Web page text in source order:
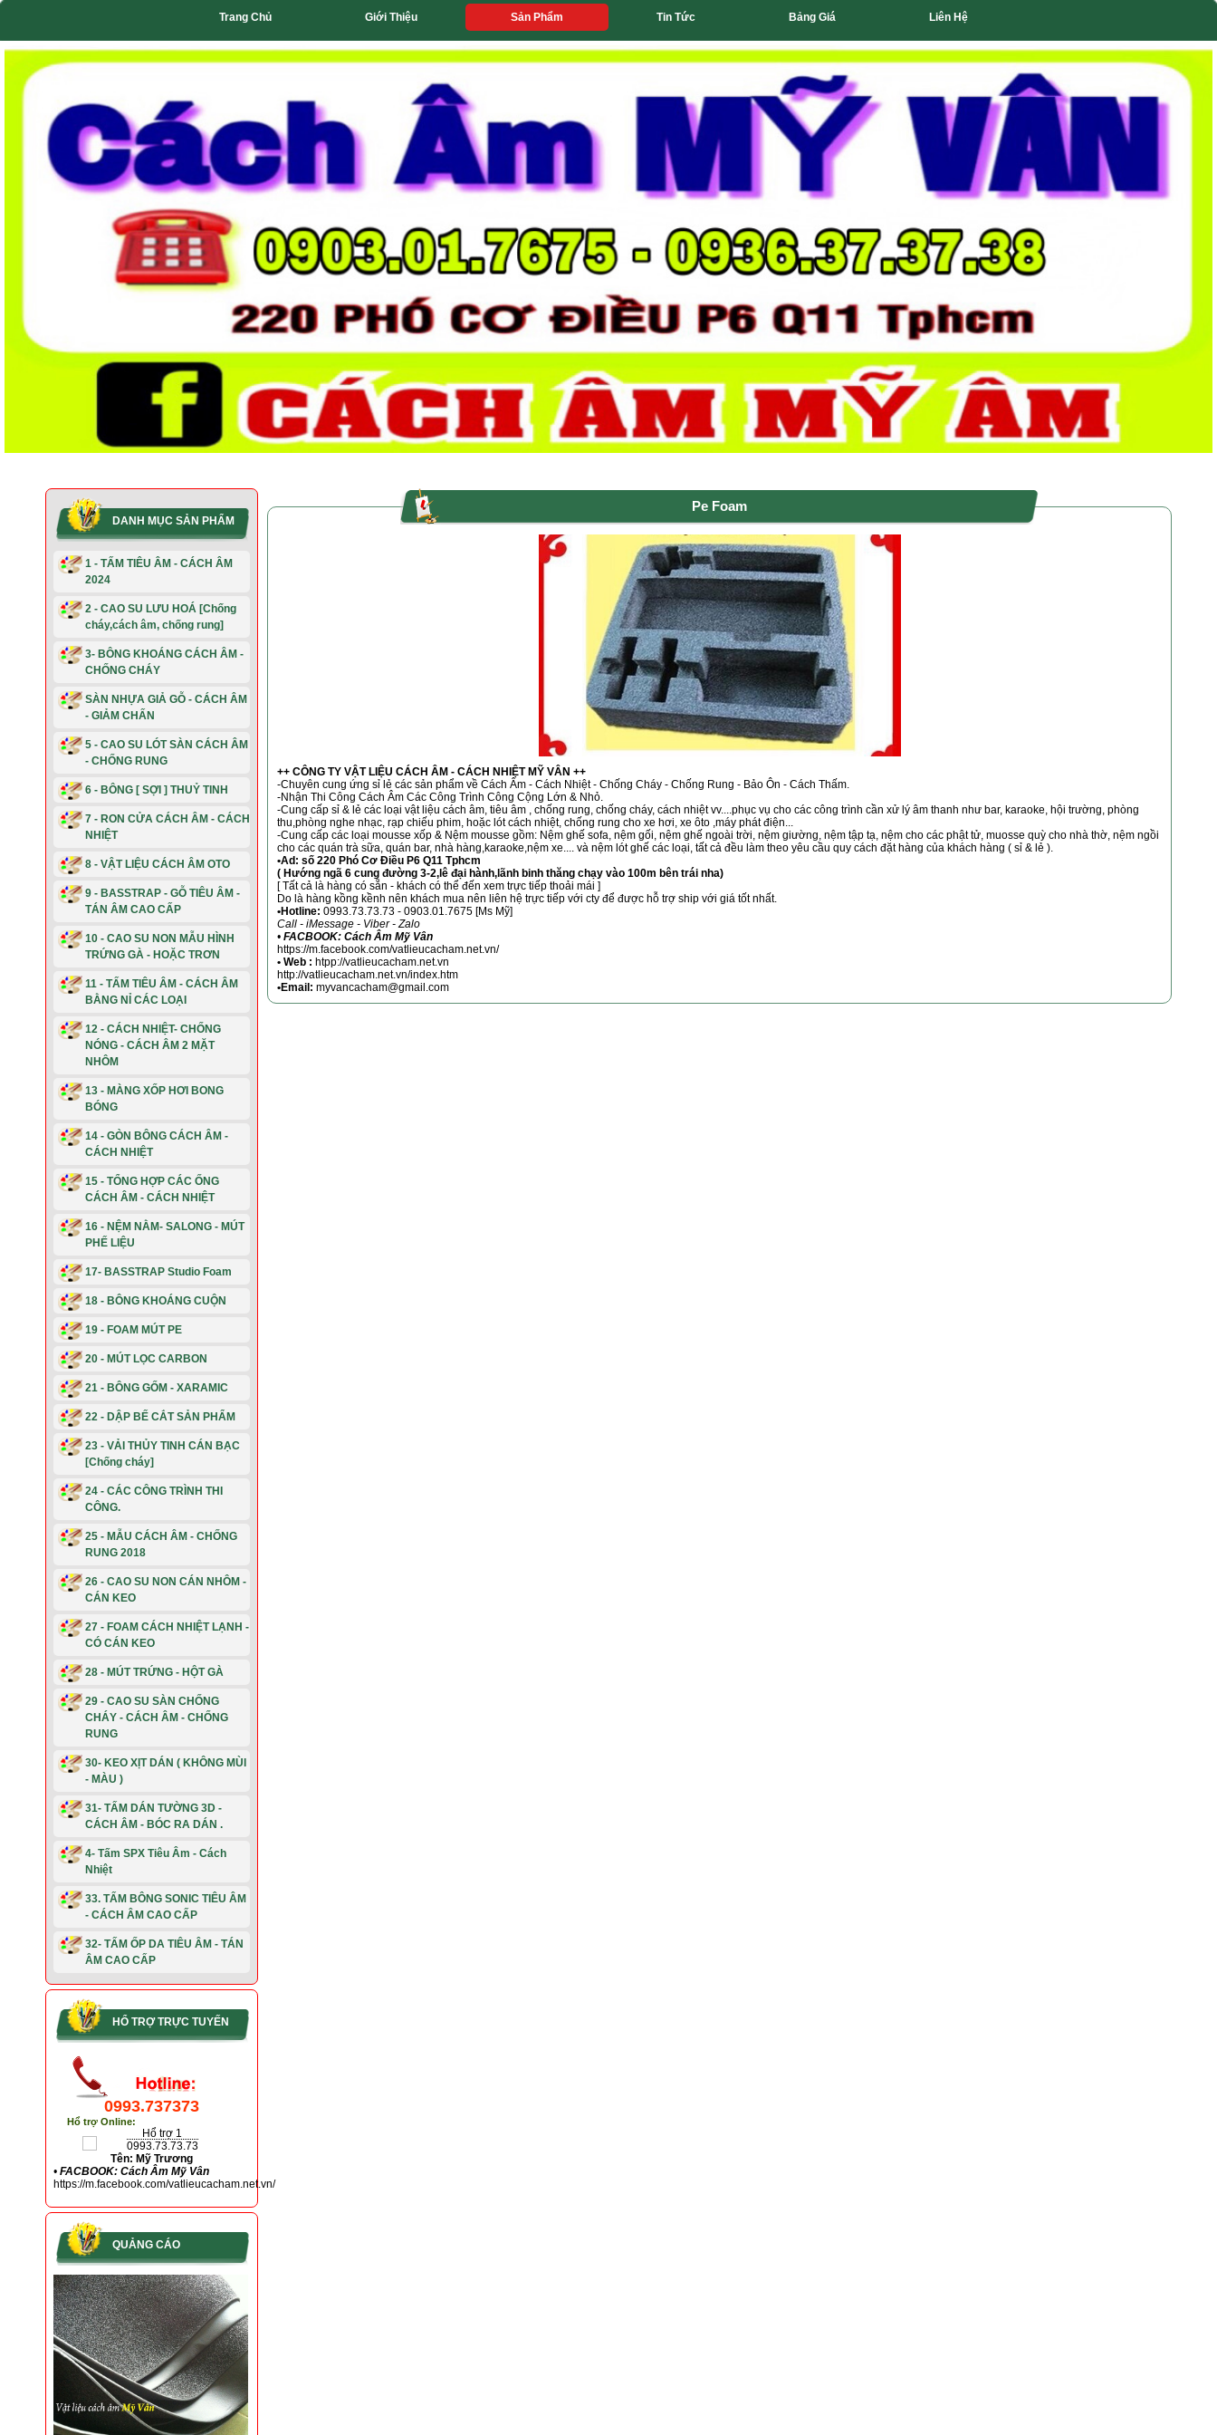
Trang Chủ Giới Thiệu Sản Phẩm Tin Tức Bảng Giá Liên Hệ
DANH MỤC SẢN PHẨM
1 - TẤM TIÊU ÂM - CÁCH ÂM
2024
2 - CAO SU LƯU HOÁ [Chống
cháy,cách âm, chống rung]
3- BÔNG KHOÁNG CÁCH ÂM -
CHỐNG CHÁY
SÀN NHỰA GIẢ GỖ - CÁCH ÂM
- GIẢM CHẤN
5 - CAO SU LÓT SÀN CÁCH ÂM
- CHỐNG RUNG
6 - BÔNG [ SỢI ] THUỶ TINH
7 - RON CỬA CÁCH ÂM - CÁCH
NHIỆT
8 - VẬT LIỆU CÁCH ÂM OTO
9 - BASSTRAP - GỖ TIÊU ÂM -
TÁN ÂM CAO CẤP
10 - CAO SU NON MẪU HÌNH
TRỨNG GÀ - HOẶC TRƠN
11 - TẤM TIÊU ÂM - CÁCH ÂM
BẰNG NỈ CÁC LOẠI
12 - CÁCH NHIỆT- CHỐNG
NÓNG - CÁCH ÂM 2 MẶT
NHÔM
13 - MÀNG XỐP HƠI BONG
BÓNG
14 - GÒN BÔNG CÁCH ÂM -
CÁCH NHIỆT
15 - TỔNG HỢP CÁC ỐNG
CÁCH ÂM - CÁCH NHIỆT
16 - NỆM NẰM- SALONG - MÚT
PHẾ LIỆU
17- BASSTRAP Studio Foam
18 - BÔNG KHOÁNG CUỘN
19 - FOAM MÚT PE
20 - MÚT LỌC CARBON
21 - BÔNG GỐM - XARAMIC
22 - DẬP BẾ CẮT SẢN PHẨM
23 - VẢI THỦY TINH CÁN BẠC
[Chống cháy]
24 - CÁC CÔNG TRÌNH THI
CÔNG.
25 - MẪU CÁCH ÂM - CHỐNG
RUNG 2018
26 - CAO SU NON CÁN NHÔM -
CÁN KEO
27 - FOAM CÁCH NHIỆT LẠNH -
CÓ CÁN KEO
28 - MÚT TRỨNG - HỘT GÀ
29 - CAO SU SÀN CHỐNG
CHÁY - CÁCH ÂM - CHỐNG
RUNG
30- KEO XỊT DÁN ( KHÔNG MÙI
- MÀU )
31- TẤM DÁN TƯỜNG 3D -
CÁCH ÂM - BÓC RA DÁN .
4- Tấm SPX Tiêu Âm - Cách
Nhiệt
33. TẤM BÔNG SONIC TIÊU ÂM
- CÁCH ÂM CAO CẤP
32- TẤM ỐP DA TIÊU ÂM - TÁN
ÂM CAO CẤP
HỔ TRỢ TRỰC TUYẾN
0993.737373
Hổ trợ Online:
Hổ trợ 1
0993.73.73.73
Tên: Mỹ Trương
• FACBOOK: Cách Âm Mỹ Vân
https://m.facebook.com/vatlieucacham.net.vn/
QUẢNG CÁO
Pe Foam
++ CÔNG TY VẬT LIỆU CÁCH ÂM - CÁCH NHIỆT MỸ VÂN ++
-Chuyên cung ứng sỉ lẻ các sản phẩm về Cách Âm - Cách Nhiệt - Chống Cháy - Chống Rung - Bảo Ôn - Cách Thấm.
-Nhận Thi Công Cách Âm Các Công Trình Công Cộng Lớn & Nhỏ.
-Cung cấp sỉ & lẻ các loại vật liệu cách âm, tiêu âm , chống rung, chống cháy, cách nhiệt vv....phục vụ cho các công trình cần xử lý âm thanh như bar, karaoke, hội trường, phòng
thu,phòng nghe nhạc, rạp chiếu phim, hoặc lót cách nhiệt, chống rung cho xe hơi, xe ôto ,máy phát điện...
-Cung cấp các loại mousse xốp & Nệm mousse gồm: Nệm ghế sofa, nệm gối, nệm ghế ngoài trời, nệm giường, nệm tập tạ, nệm cho các phật tử, muosse quỳ cho nhà thờ, nệm ngồi
cho các quán trà sữa, quán bar, nhà hàng,karaoke,nệm xe.... và nệm lót ghế các loại, tất cả đều làm theo yêu cầu quy cách đặt hàng của khách hàng ( sỉ & lẻ ).
•Ad: số 220 Phó Cơ Điều P6 Q11 Tphcm
( Hướng ngã 6 cung đường 3-2,lê đại hành,lãnh binh thăng chạy vào 100m bên trái nha)
[ Tất cả là hàng có sẵn - khách có thể đến xem trực tiếp thoải mái ]
Do là hàng kồng kềnh nên khách mua nên liên hệ trực tiếp với cty để được hỗ trợ ship với giá tốt nhất.
•Hotline: 0993.73.73.73 - 0903.01.7675 [Ms Mỹ]
Call - iMessage - Viber - Zalo
• FACBOOK: Cách Âm Mỹ Vân
https://m.facebook.com/vatlieucacham.net.vn/
• Web : htpp://vatlieucacham.net.vn
http://vatlieucacham.net.vn/index.htm
•Email: myvancacham@gmail.com